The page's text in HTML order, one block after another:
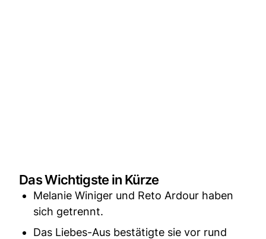
Das Wichtigste in Kürze
Melanie Winiger und Reto Ardour haben
sich getrennt.
Das Liebes-Aus bestätigte sie vor rund